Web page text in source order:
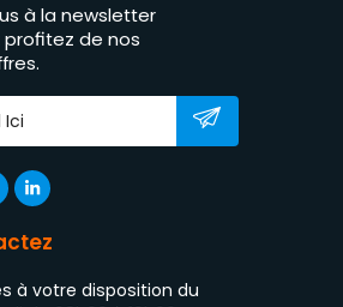
à la newsletter
de nos
à votre disposition du